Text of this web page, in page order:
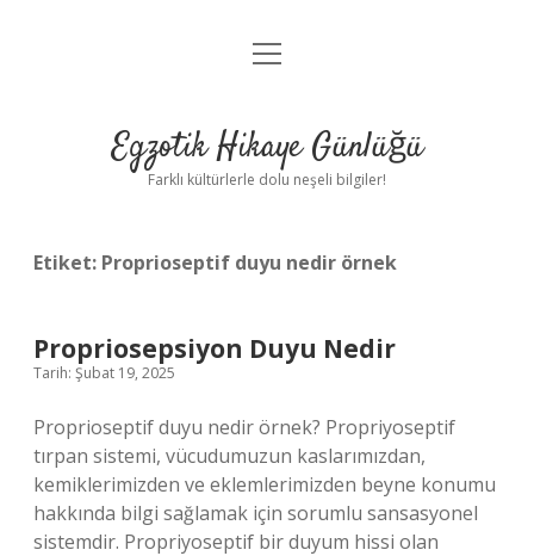
Anasayfa
Yasal Uyarı
menüyü
Egzotik Hikaye Günlüğü
Farklı kültürlerle dolu neşeli bilgiler!
Etiket: Proprioseptif duyu nedir örnek
Propriosepsiyon Duyu Nedir
Tarih: Şubat 19, 2025
Proprioseptif duyu nedir örnek? Propriyoseptif
tırpan sistemi, vücudumuzun kaslarımızdan,
kemiklerimizden ve eklemlerimizden beyne konumu
hakkında bilgi sağlamak için sorumlu sansasyonel
sistemdir. Propriyoseptif bir duyum hissi olan